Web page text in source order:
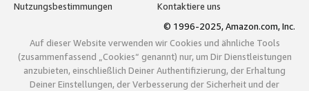
Nutzungsbestimmungen
Kontaktiere uns
© 1996-2025, Amazon.com, Inc.
Auf dieser Website verwenden wir Cookies und ähnliche Tools
(zusammenfassend „Cookies“ genannt) nur, um Dir Dienstleistungen
anzubieten, einschließlich Deiner Authentifizierung, der Erhaltung
Deiner Einstellungen, der Verbesserung der Sicherheit und der